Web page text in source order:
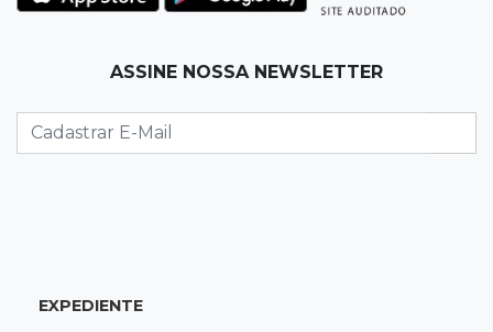
para 7º no Brasileirão
Na Vila Belmiro
lugar no Brasileirão
18:33Em 2022
ASSINE NOSSA NEWSLETTER
EXPEDIENTE